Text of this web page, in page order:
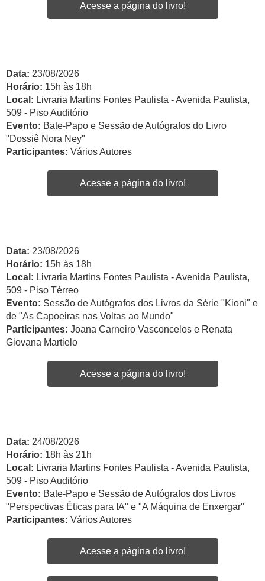
Acesse a página do livro!
Data: 23/08/2026
Horário: 15h às 18h
Local: Livraria Martins Fontes Paulista - Avenida Paulista,
509 - Piso Auditório
Evento: Bate-Papo e Sessão de Autógrafos do Livro
"Dossiê Nora Ney"
Participantes: Vários Autores
Acesse a página do livro!
Data: 23/08/2026
Horário: 15h às 18h
Local: Livraria Martins Fontes Paulista - Avenida Paulista,
509 - Piso Térreo
Evento: Sessão de Autógrafos dos Livros da Série "Kioni" e
de "As Capoeiras nas Voltas ao Mundo"
Participantes: Joana Carneiro Vasconcelos e Renata
Giovana Martielo
Acesse a página do livro!
Data: 24/08/2026
Horário: 18h às 21h
Local: Livraria Martins Fontes Paulista - Avenida Paulista,
509 - Piso Auditório
Evento: Bate-Papo e Sessão de Autógrafos dos Livros
"Perspectivas Éticas para IA" e "A Máquina de Enxergar"
Participantes: Vários Autores
Acesse a página do livro!